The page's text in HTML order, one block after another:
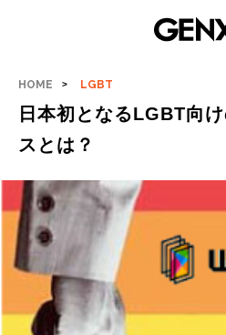
HOME LGBT
日本初となるLGBT向
スとは？